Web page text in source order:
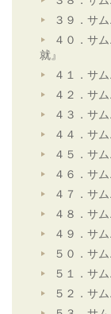
３９．サ
４０．サ
就』
４１．サ
４２．サ
４３．サ
４４．サ
４５．サ
４６．サ
４７．サ
４８．サ
４９．サ
５０．サ
５１．サ
５２．サ